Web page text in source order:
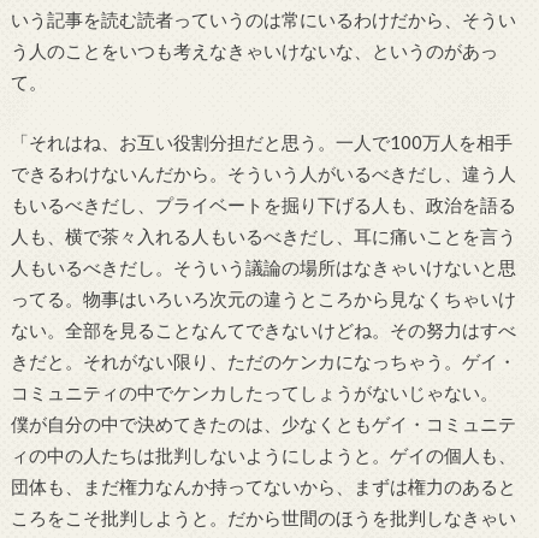
いう記事を読む読者っていうのは常にいるわけだから、そうい
う人のことをいつも考えなきゃいけないな、というのがあっ
て。
「それはね、お互い役割分担だと思う。一人で100万人を相手
できるわけないんだから。そういう人がいるべきだし、違う人
もいるべきだし、プライベートを掘り下げる人も、政治を語る
人も、横で茶々入れる人もいるべきだし、耳に痛いことを言う
人もいるべきだし。そういう議論の場所はなきゃいけないと思
ってる。物事はいろいろ次元の違うところから見なくちゃいけ
ない。全部を見ることなんてできないけどね。その努力はすべ
きだと。それがない限り、ただのケンカになっちゃう。ゲイ・
コミュニティの中でケンカしたってしょうがないじゃない。
僕が自分の中で決めてきたのは、少なくともゲイ・コミュニテ
ィの中の人たちは批判しないようにしようと。ゲイの個人も、
団体も、まだ権力なんか持ってないから、まずは権力のあると
ころをこそ批判しようと。だから世間のほうを批判しなきゃい